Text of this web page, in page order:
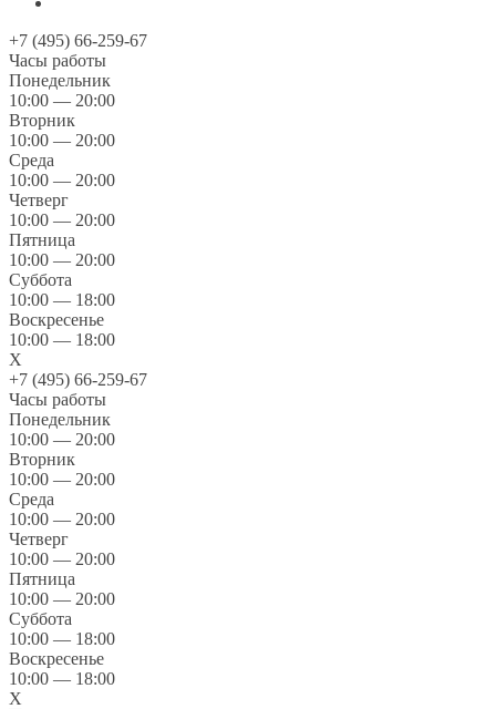
+7 (495) 66-259-67
Часы работы
Понедельник
10:00 — 20:00
Вторник
10:00 — 20:00
Среда
10:00 — 20:00
Четверг
10:00 — 20:00
Пятница
10:00 — 20:00
Суббота
10:00 — 18:00
Воскресенье
10:00 — 18:00
X
+7 (495) 66-259-67
Часы работы
Понедельник
10:00 — 20:00
Вторник
10:00 — 20:00
Среда
10:00 — 20:00
Четверг
10:00 — 20:00
Пятница
10:00 — 20:00
Суббота
10:00 — 18:00
Воскресенье
10:00 — 18:00
X